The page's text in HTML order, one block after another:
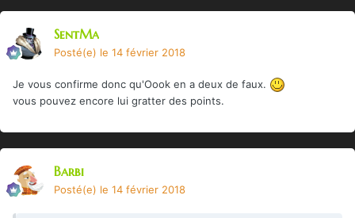
SentMa
Posté(e) le 14 février 2018
Je vous confirme donc qu'Oook en a deux de faux.
vous pouvez encore lui gratter des points.
Barbi
Posté(e) le 14 février 2018